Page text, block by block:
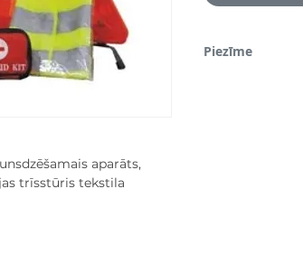
aparāts,
trīsstūris tekstila
Piezīme